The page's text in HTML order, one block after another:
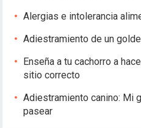
Alergias e intolerancia
Adiestramiento de un
Enseña a tu cachorro a
sitio correcto
Adiestramiento canino: Mi
pasear